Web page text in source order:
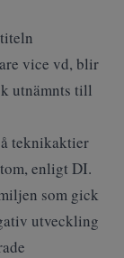
vice vd, blir
utnämnts till
teknikaktier
enligt DI.
som gick
utveckling